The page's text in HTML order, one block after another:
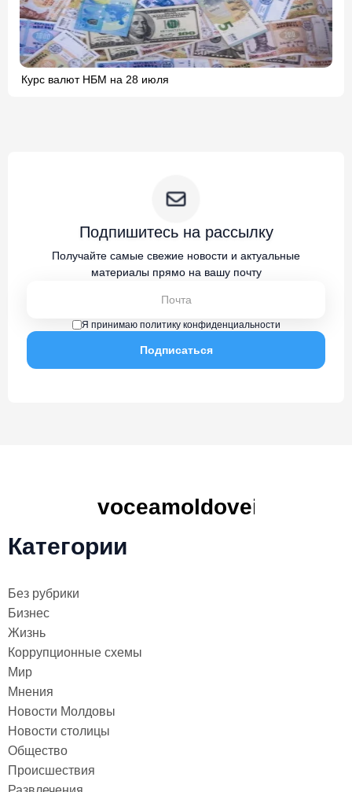
Курс валют НБМ на 28 июля
Подпишитесь на рассылку
Получайте самые свежие новости и актуальные
материалы прямо на вашу почту
Я принимаю политику конфиденциальности
Категории
Без рубрики
Бизнес
Жизнь
Коррупционные схемы
Мир
Мнения
Новости Молдовы
Новости столицы
Общество
Происшествия